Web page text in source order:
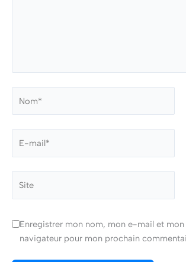
mail*
Enregistrer mon nom, mon e-mail et mon
navigateur pour mon prochain